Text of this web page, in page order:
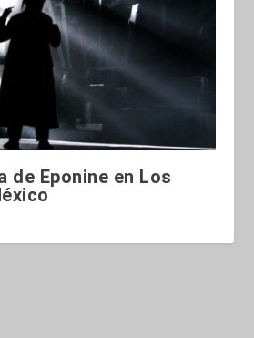
de Eponine en Los